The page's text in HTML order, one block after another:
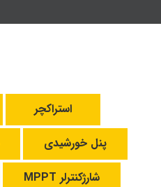
استراکچر
پنل خورشیدی
شارژکنترلر MPPT